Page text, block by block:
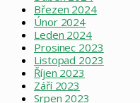
Březen 2024
Únor 2024
Leden 2024
Prosinec 2023
Listopad 2023
Říjen 2023
Září 2023
Srpen 2023